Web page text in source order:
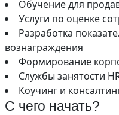
Обучение для
Услуги по оценке
Разработка
вознаграждения
Формирование
Службы занятости
Коучинг и
С чего начать?